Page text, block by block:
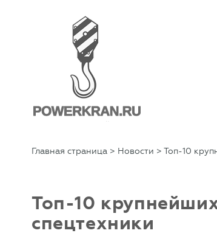
Главная страница > Новости > Топ-10
Топ-10
спецтехники